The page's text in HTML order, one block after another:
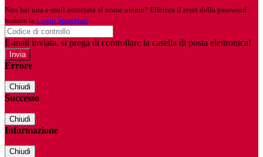
Non hai una e-mail associata al nome utente? Effettua il reset della password
tramite la Login Spaggiari
E-mail inviata, si prega di controllare la casella di posta elettronica!
Errore
Chiudi
Successo
Chiudi
Informazione
Chiudi